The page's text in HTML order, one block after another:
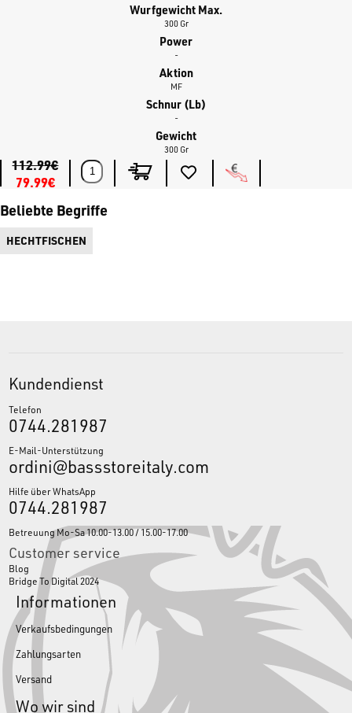
Wurfgewicht Max.
300 Gr
Power
-
Aktion
MF
Schnur (lb)
-
Gewicht
300 Gr
112.99€
79.99€
Beliebte Begriffe
HECHTFISCHEN
Kundendienst
Telefon
0744.281987
E-Mail-Unterstützung
ordini@bassstoreitaly.com
Hilfe über WhatsApp
0744.281987
Betreuung Mo-Sa 10.00-13.00 / 15.00-17.00
Customer service
Blog
Bridge To Digital 2024
Informationen
Verkaufsbedingungen
Zahlungsarten
Versand
Wo wir sind